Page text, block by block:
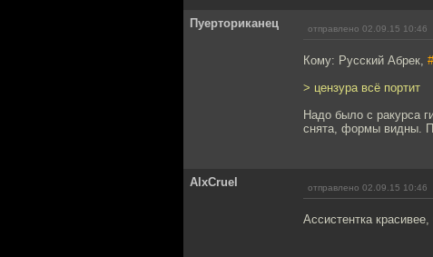
Пуерториканец отправлено 02.09.15 10:46
Кому: Русский Абрек,
> цензура всё портит
Надо было с ракурса
снята, формы видны.
AlxCruel отправлено 02.09.15 10:46
Ассистентка